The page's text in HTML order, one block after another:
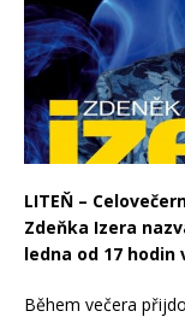
LITEŇ –
Zdeňka Izera
ledna od 17
Během večera